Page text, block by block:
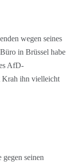
wegen seines
in Brüssel habe
AfD-
Krah ihn vielleicht
seinen